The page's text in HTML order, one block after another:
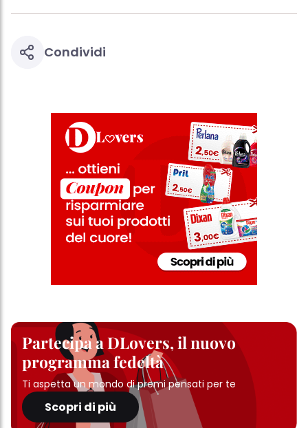
Condividi
Partecipa a DLovers, il nuovo
programma fedeltà
Ti aspetta un mondo di premi pensati per te
Scopri di più